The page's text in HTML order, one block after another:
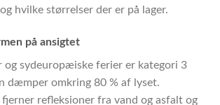
hvilke størrelser der er på lager.
på ansigtet
og sydeuropæiske ferier er kategori 3
dæmper omkring 80 % af lyset.
fjerner refleksioner fra vand og asfalt og